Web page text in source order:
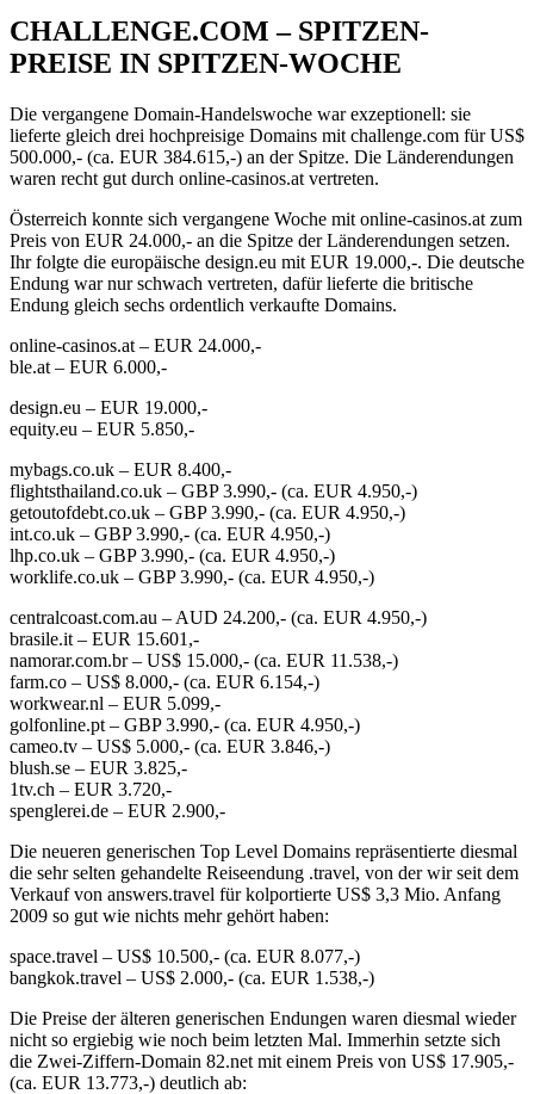
CHALLENGE.COM – SPITZEN-
PREISE IN SPITZEN-WOCHE
Die vergangene Domain-Handelswoche war exzeptionell: sie
lieferte gleich drei hochpreisige Domains mit challenge.com für US$
500.000,- (ca. EUR 384.615,-) an der Spitze. Die Länderendungen
waren recht gut durch online-casinos.at vertreten.
Österreich konnte sich vergangene Woche mit online-casinos.at zum
Preis von EUR 24.000,- an die Spitze der Länderendungen setzen.
Ihr folgte die europäische design.eu mit EUR 19.000,-. Die deutsche
Endung war nur schwach vertreten, dafür lieferte die britische
Endung gleich sechs ordentlich verkaufte Domains.
online-casinos.at – EUR 24.000,-
ble.at – EUR 6.000,-
design.eu – EUR 19.000,-
equity.eu – EUR 5.850,-
mybags.co.uk – EUR 8.400,-
flightsthailand.co.uk – GBP 3.990,- (ca. EUR 4.950,-)
getoutofdebt.co.uk – GBP 3.990,- (ca. EUR 4.950,-)
int.co.uk – GBP 3.990,- (ca. EUR 4.950,-)
lhp.co.uk – GBP 3.990,- (ca. EUR 4.950,-)
worklife.co.uk – GBP 3.990,- (ca. EUR 4.950,-)
centralcoast.com.au – AUD 24.200,- (ca. EUR 4.950,-)
brasile.it – EUR 15.601,-
namorar.com.br – US$ 15.000,- (ca. EUR 11.538,-)
farm.co – US$ 8.000,- (ca. EUR 6.154,-)
workwear.nl – EUR 5.099,-
golfonline.pt – GBP 3.990,- (ca. EUR 4.950,-)
cameo.tv – US$ 5.000,- (ca. EUR 3.846,-)
blush.se – EUR 3.825,-
1tv.ch – EUR 3.720,-
spenglerei.de – EUR 2.900,-
Die neueren generischen Top Level Domains repräsentierte diesmal
die sehr selten gehandelte Reiseendung .travel, von der wir seit dem
Verkauf von answers.travel für kolportierte US$ 3,3 Mio. Anfang
2009 so gut wie nichts mehr gehört haben:
space.travel – US$ 10.500,- (ca. EUR 8.077,-)
bangkok.travel – US$ 2.000,- (ca. EUR 1.538,-)
Die Preise der älteren generischen Endungen waren diesmal wieder
nicht so ergiebig wie noch beim letzten Mal. Immerhin setzte sich
die Zwei-Ziffern-Domain 82.net mit einem Preis von US$ 17.905,-
(ca. EUR 13.773,-) deutlich ab: